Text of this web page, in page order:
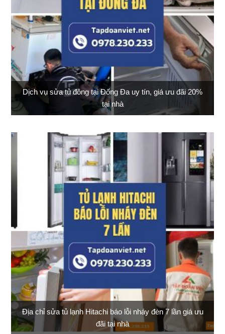
Dịch vụ sửa tủ đông tại Đống Đa uy tín, giá ưu đãi 20%
tại nhà
Địa chỉ sửa tủ lạnh Hitachi báo lỗi nháy đèn 7 lần giá ưu
đãi tại nhà